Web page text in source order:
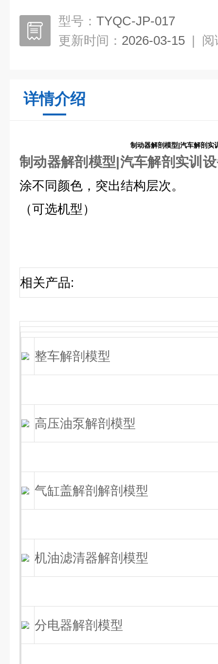
型号： TYQC-JP-017
更新时间： 2026-03-15 | 阅
详情介绍
制动器解剖模型|汽车解剖实
制动器解剖模型|汽车解剖实训
涂不同颜色，突出结构层次。
（可选机型）
相关产品:
整车解剖模型
高压油泵解剖模型
气缸盖解剖解剖模型
机油滤清器解剖模型
分电器解剖模型